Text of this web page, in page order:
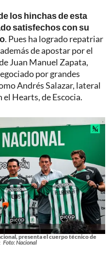
los hinchas de esta
satisfechos con su
. Pues ha logrado repatriar
de apostar por el
Juan Manuel Zapata,
por grandes
Andrés Salazar, lateral
Hearts, de Escocia.
presenta el cuerpo técnico de
Foto: Nacional